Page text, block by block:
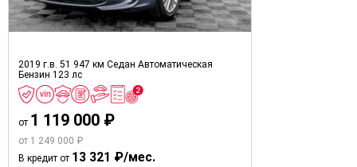
2019 г.в. 51 947 км Седан Автоматическая
Бензин 123 лс
от 1 119 000 ₽
от 1 249 000 ₽
В кредит от 13 321 ₽/мес.